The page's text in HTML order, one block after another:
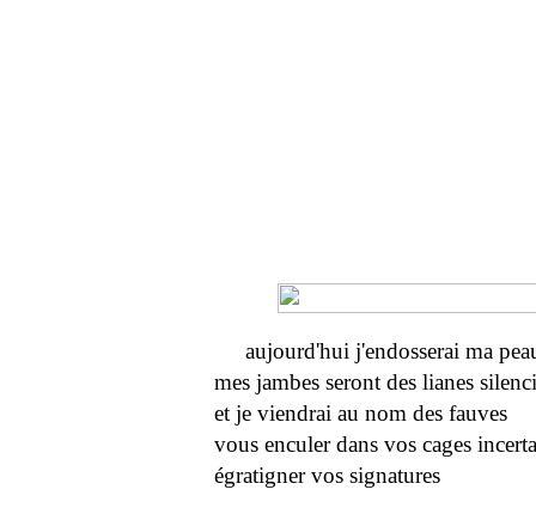
aujourd'hui j'endosserai ma
mes jambes seront des lianes
et je viendrai au nom des fauves
vous enculer dans vos cages
égratigner vos signatures